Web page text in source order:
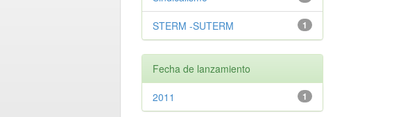
1
STERM -SUTERM
Fecha de lanzamiento
1
2011